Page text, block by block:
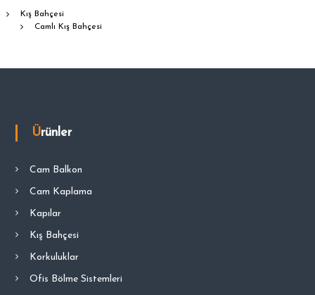
Kış Bahçesi
Camlı Kış Bahçesi
Ürünler
Cam Balkon
Cam Kaplama
Kapılar
Kış Bahçesi
Korkuluklar
Ofis Bölme Sistemleri